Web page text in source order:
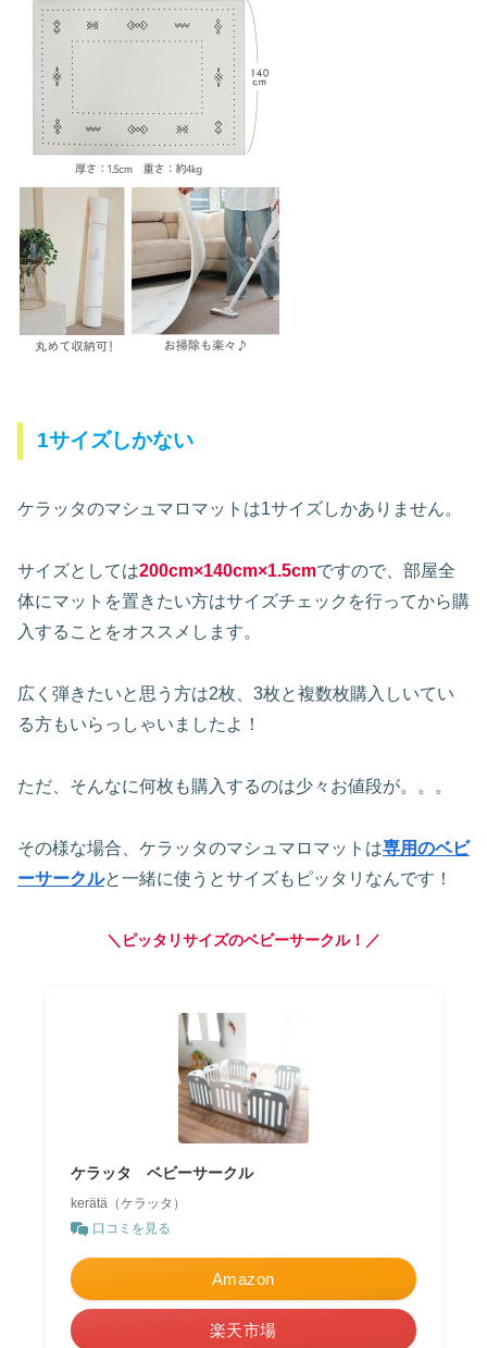
1サイズしかない
ケラッタのマシュマロマットは1サイズしかありません。
サイズとしては200cm×140cm×1.5cmですので、部屋全
体にマットを置きたい方はサイズチェックを行ってから購
入することをオススメします。
広く弾きたいと思う方は2枚、3枚と複数枚購入しいてい
る方もいらっしゃいましたよ！
ただ、そんなに何枚も購入するのは少々お値段が。。。
その様な場合、ケラッタのマシュマロマットは専用のベビ
ーサークルと一緒に使うとサイズもピッタリなんです！
＼ピッタリサイズのベビーサークル！／
ケラッタ ベビーサークル
kerätä（ケラッタ）
口コミを見る
Amazon
楽天市場